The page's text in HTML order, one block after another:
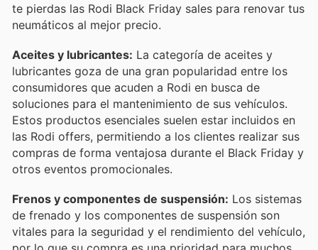
te pierdas las Rodi Black Friday sales para renovar tus
neumáticos al mejor precio.
Aceites y lubricantes: La categoría de aceites y
lubricantes goza de una gran popularidad entre los
consumidores que acuden a Rodi en busca de
soluciones para el mantenimiento de sus vehículos.
Estos productos esenciales suelen estar incluidos en
las Rodi offers, permitiendo a los clientes realizar sus
compras de forma ventajosa durante el Black Friday y
otros eventos promocionales.
Frenos y componentes de suspensión: Los sistemas
de frenado y los componentes de suspensión son
vitales para la seguridad y el rendimiento del vehículo,